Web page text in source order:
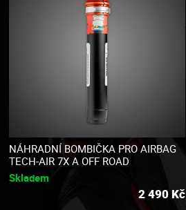
NÁHRADNÍ BOMBIČKA PRO AIRBAG
TECH-AIR 7X A OFF ROAD
Skladem
2 490 Kč